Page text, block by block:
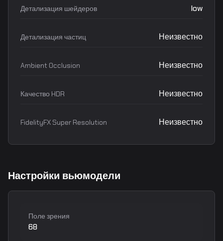
Детализация шейдеров low
Детализация частиц Неизвестно
Ambient Occlusion Неизвестно
Качество HDR Неизвестно
FidelityFX Super Resolution Неизвестно
Настройки вьюмодели
Поле зрения
68